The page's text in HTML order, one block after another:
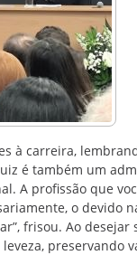
à carreira,
é também um
A profissão que
o devido
frisou. Ao desejar
preservando